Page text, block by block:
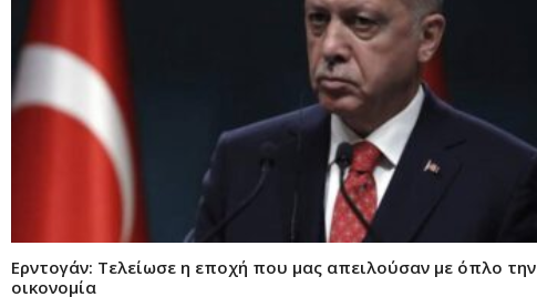
Ερντογάν: Τελείωσε η εποχή που μας απειλούσαν με όπλο την
οικονομία